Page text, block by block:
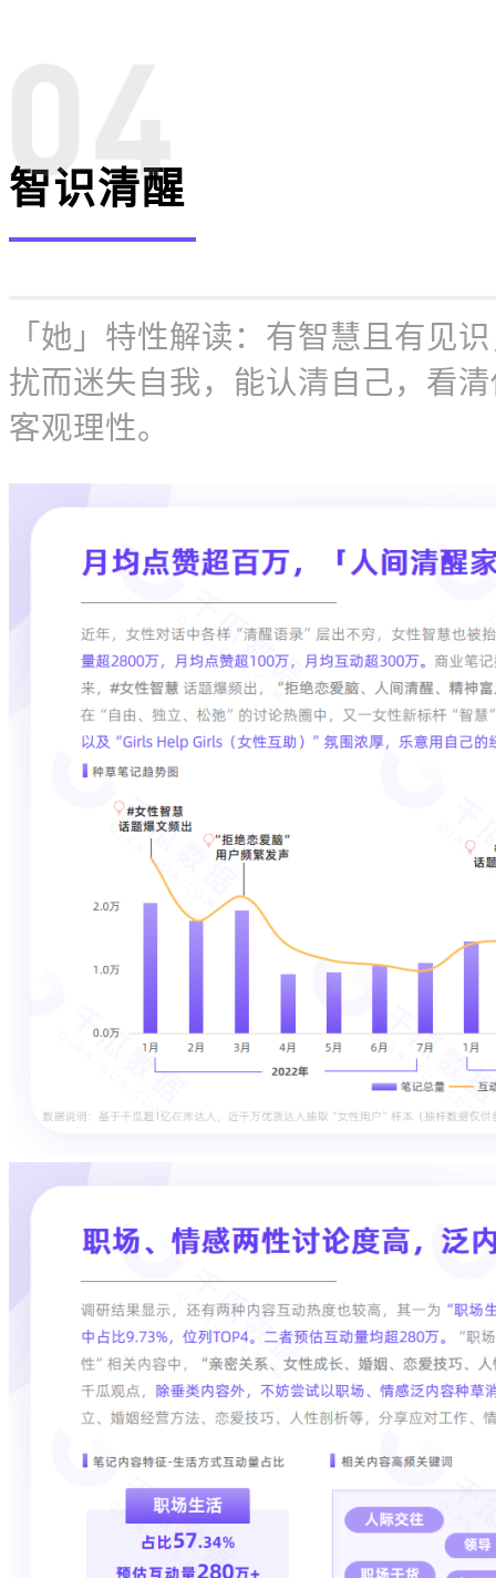
智识清醒
「她」特性解读 ： 有智慧且有见
扰而迷失自我，能认清自己，看
客观理性。